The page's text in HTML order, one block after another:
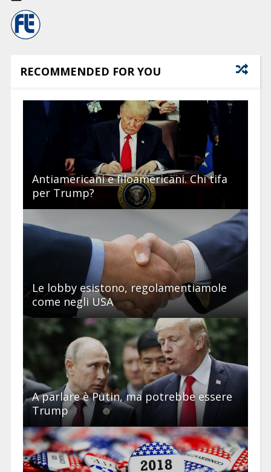
RECOMMENDED FOR YOU
Antiamericani e filoamericani. Chi tifa
per Trump?
Le lobby esistono, regolamentiamole
come negli USA
A parlare è Putin, ma potrebbe essere
Trump